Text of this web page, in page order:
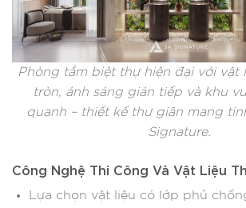
Phòng tắm biệt thự hiện đại với vật
tròn, ánh sáng gián tiếp và khu
quanh – thiết kế thư giãn mang
Signature.
Công Nghệ Thi Công Và Vật Liệu
Lựa chọn vật liệu có lớp phủ